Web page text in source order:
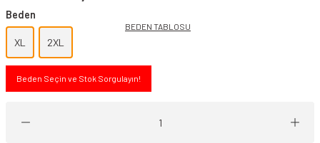
Beden
XL 2XL
BEDEN TABLOSU
Beden Seçin ve Stok Sorgulayın!